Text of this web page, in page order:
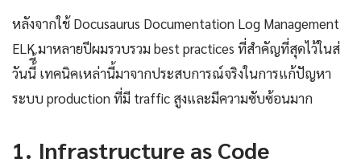
หลังจากใช้ Docusaurus Documentation Log Management
ELK มาหลายปีผมรวบรวม best practices ที่สำคัญที่สุดไว้ในส่
วันนี้ี้ เทคนิคเหล่านี้มาจากประสบการณ์จริงในการแก้ปัญหา
ระบบ production ที่มี traffic สูงและมีความซับซ้อนมาก
1. Infrastructure as Code